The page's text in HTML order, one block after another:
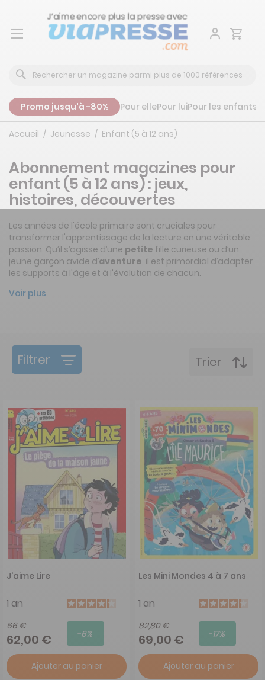
Aller
Promo jusqu'à -80% Pour ellePour luiPour les enfants
Accueil Jeunesse Enfant (5 à 12 ans)
Abonnement magazines pour
enfant (5 à 12 ans) : jeux,
histoires, découvertes
Les années de l'école primaire sont cruciales pour
transformer l'apprentissage de la lecture en une véritable
passion. Qu’il s’agisse d’une petite fille curieuse ou d’un
jeune garçon avide d’aventure, il est primordial d’adapter
les supports à l'âge et à l'évolution de chacun.
Voir plus
Filtrer Trier
J'aime Lire
1 an
66 €
62,00 € -6%
Ajouter au panier
Les Mini Mondes 4 à 7 ans
1 an
82,80 €
69,00 € -17%
Ajouter au panier